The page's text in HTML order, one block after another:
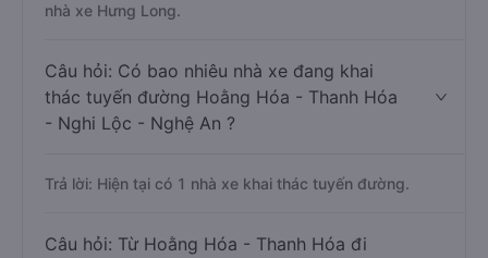
nhà xe Hưng Long.
Câu hỏi: Có bao nhiêu nhà xe đang khai
thác tuyến đường Hoằng Hóa - Thanh Hóa
- Nghi Lộc - Nghệ An ?
Trả lời: Hiện tại có 1 nhà xe khai thác tuyến đường.
Câu hỏi: Từ Hoằng Hóa - Thanh Hóa đi